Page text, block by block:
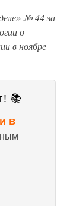
№ 44 за
о
в ноябре
📚
в